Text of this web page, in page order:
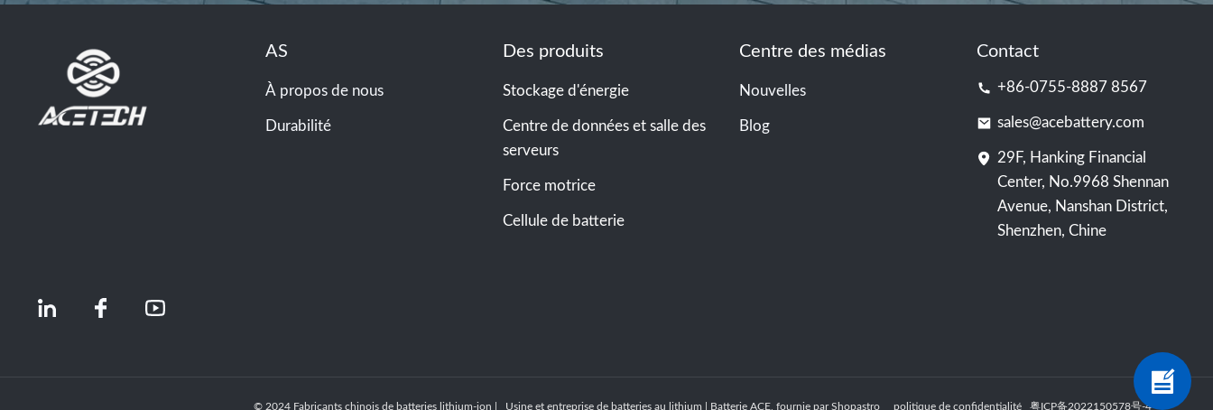
AS
À propos de nous
Durabilité
Des produits
Stockage d'énergie
Centre de données et salle des
serveurs
Force motrice
Cellule de batterie
Centre des médias
Nouvelles
Blog
Contact
+86-0755-8887 8567
sales@acebattery.com
29F, Hanking Financial
Center, No.9968 Shennan
Avenue, Nanshan District,
Shenzhen, Chine
© 2024 Fabricants chinois de batteries lithium-ion | Usine et entreprise de batteries au lithium | Batterie ACE, fournie par Shopastro politique de confidentialité 粤ICP备2022150578号-4